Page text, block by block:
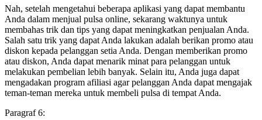
Nah, setelah mengetahui beberapa aplikasi yang dapat membantu
Anda dalam menjual pulsa online, sekarang waktunya untuk
membahas trik dan tips yang dapat meningkatkan penjualan Anda.
Salah satu trik yang dapat Anda lakukan adalah berikan promo atau
diskon kepada pelanggan setia Anda. Dengan memberikan promo
atau diskon, Anda dapat menarik minat para pelanggan untuk
melakukan pembelian lebih banyak. Selain itu, Anda juga dapat
mengadakan program afiliasi agar pelanggan Anda dapat mengajak
teman-teman mereka untuk membeli pulsa di tempat Anda.
Paragraf 6: